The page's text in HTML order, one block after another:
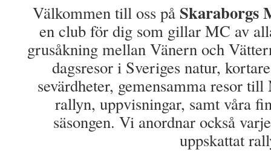
Välkommen till oss på Skaraborgs
en club för dig som gillar MC av
grusåkning mellan Vänern och
dagsresor i Sveriges natur,
sevärdheter, gemensamma resor
rallyn, uppvisningar, samt våra
säsongen. Vi anordnar också
uppskattat